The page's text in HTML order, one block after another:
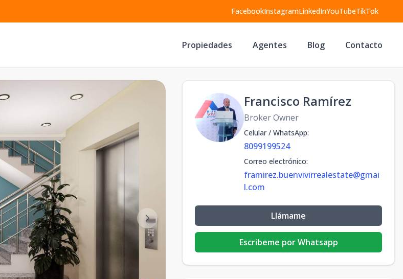
FacebookInstagramLinkedInYouTubeTikTok
Propiedades Agentes Blog Contacto
Francisco Ramírez
Broker Owner
Celular / WhatsApp:
8099199524
Correo electrónico:
framirez.buenvivirrealestate@gmai
l.com
Llámame
Escribeme por Whatsapp